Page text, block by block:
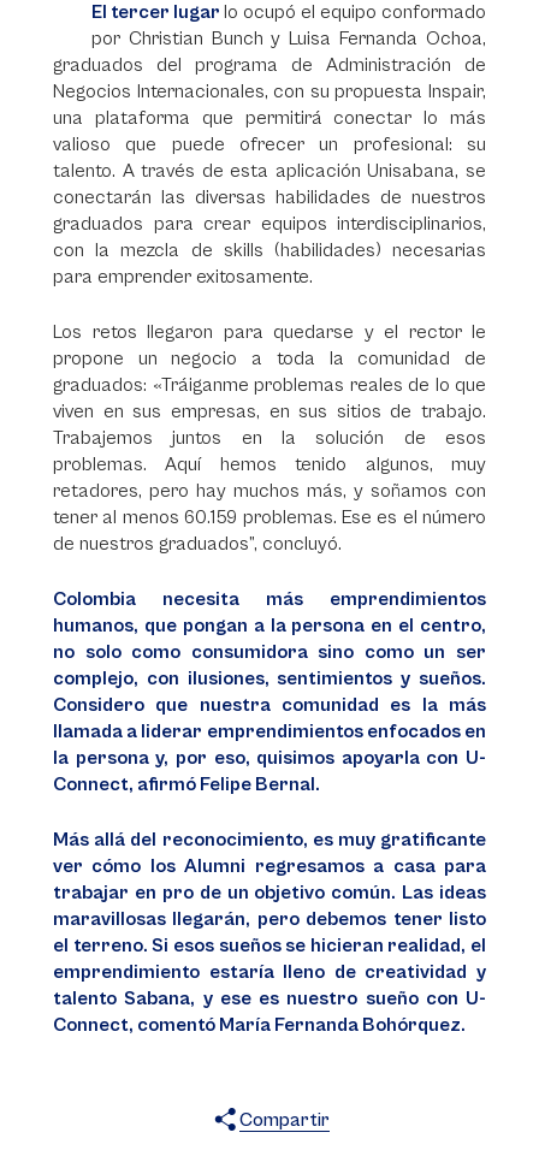
El tercer lugar lo ocupó el equipo conformado
por Christian Bunch y Luisa Fernanda Ochoa,
graduados del programa de Administración de
Negocios Internacionales, con su propuesta Inspair,
una plataforma que permitirá conectar lo más
valioso que puede ofrecer un profesional: su
talento. A través de esta aplicación Unisabana, se
conectarán las diversas habilidades de nuestros
graduados para crear equipos interdisciplinarios,
con la mezcla de skills (habilidades) necesarias
para emprender exitosamente.
Los retos llegaron para quedarse y el rector le
propone un negocio a toda la comunidad de
graduados: «Tráiganme problemas reales de lo que
viven en sus empresas, en sus sitios de trabajo.
Trabajemos juntos en la solución de esos
problemas. Aquí hemos tenido algunos, muy
retadores, pero hay muchos más, y soñamos con
tener al menos 60.159 problemas. Ese es el número
de nuestros graduados”, concluyó.
Colombia necesita más emprendimientos
humanos, que pongan a la persona en el centro,
no solo como consumidora sino como un ser
complejo, con ilusiones, sentimientos y sueños.
Considero que nuestra comunidad es la más
llamada a liderar emprendimientos enfocados en
la persona y, por eso, quisimos apoyarla con U-
Connect, afirmó Felipe Bernal.
Más allá del reconocimiento, es muy gratificante
ver cómo los Alumni regresamos a casa para
trabajar en pro de un objetivo común. Las ideas
maravillosas llegarán, pero debemos tener listo
el terreno. Si esos sueños se hicieran realidad, el
emprendimiento estaría lleno de creatividad y
talento Sabana, y ese es nuestro sueño con U-
Connect, comentó María Fernanda Bohórquez.
Compartir